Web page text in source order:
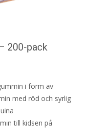
200-pack
i form av
med röd och syrlig
till kidsen på